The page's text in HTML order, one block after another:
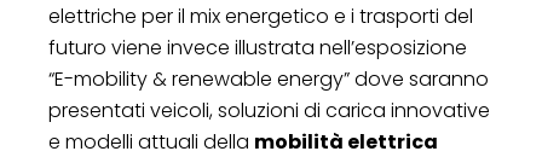
elettriche per il mix energetico e i trasporti del
futuro viene invece illustrata nell’esposizione
“E-mobility & renewable energy” dove saranno
presentati veicoli, soluzioni di carica innovative
e modelli attuali della mobilità elettrica